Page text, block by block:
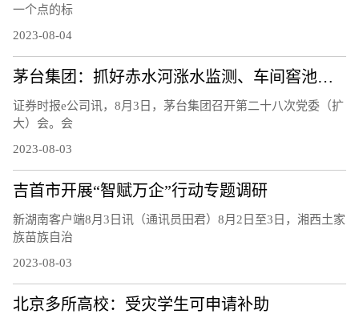
一个点的标
2023-08-04
茅台集团：抓好赤水河涨水监测、车间窖池防汛等工作
证券时报e公司讯，8月3日，茅台集团召开第二十八次党委（扩
大）会。会
2023-08-03
吉首市开展“智赋万企”行动专题调研
新湖南客户端8月3日讯（通讯员田君）8月2日至3日，湘西土家
族苗族自治
2023-08-03
北京多所高校：受灾学生可申请补助